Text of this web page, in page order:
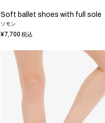
Soft ballet shoes with full sole
ソモン
¥7,700 税込